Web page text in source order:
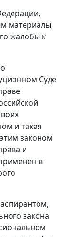
материалы,
жалобы к
Суде
и такая
законом
и
в
закона